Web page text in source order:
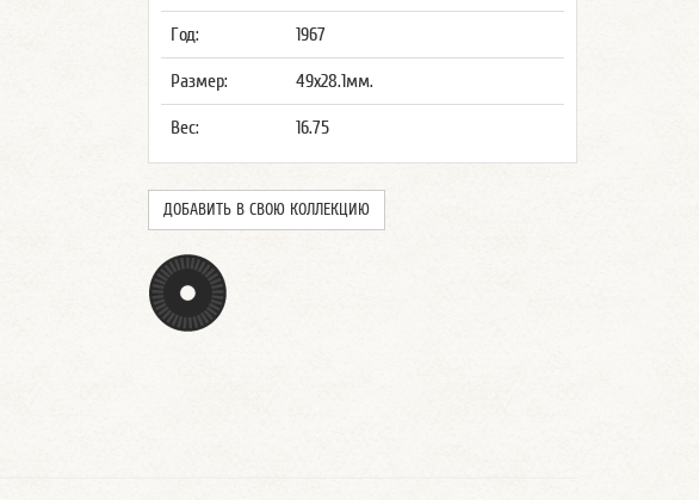
Год: 1967
Размер: 49x28.1мм.
Вес: 16.75
ДОБАВИТЬ В СВОЮ КОЛЛЕКЦИЮ